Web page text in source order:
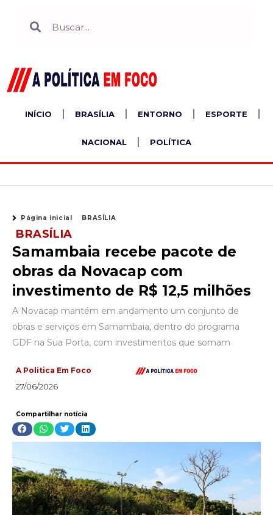
INÍCIO BRASÍLIA ENTORNO ESPORTE
NACIONAL POLÍTICA
Página inicial BRASÍLIA
BRASÍLIA
Samambaia recebe pacote de
obras da Novacap com
investimento de R$ 12,5 milhões
A Novacap mantém em andamento um conjunto de
obras e serviços em Samambaia, dentro do programa
GDF na Sua Porta, com investimentos que somam
A Politica Em Foco
27/06/2026
Compartilhar notícia